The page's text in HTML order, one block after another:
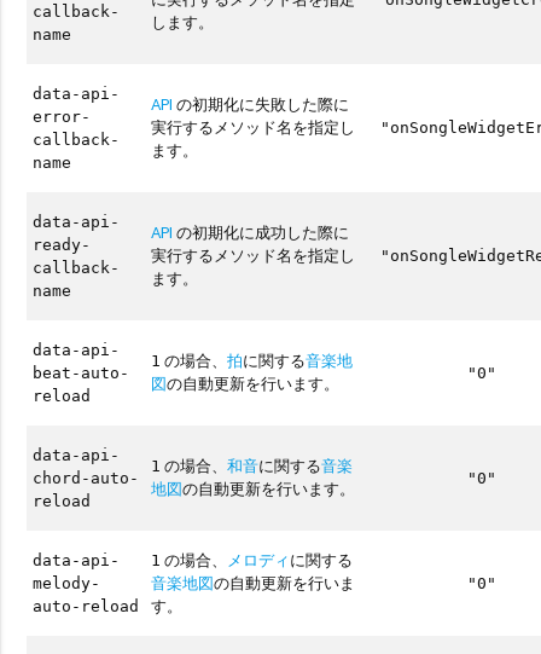
callback-
name
します。
data-api-
error-
callback-
name
API の初期化に失敗した際に
実行するメソッド名を指定し
ます。
data-api-
ready-
callback-
name
API の初期化に成功した際に
実行するメソッド名を指定し
ます。
data-api-
beat-auto-
reload
1 の場合、拍に関する音楽地
図の自動更新を行います。
"0"
data-api-
chord-auto-
reload
1 の場合、和音に関する音楽
地図の自動更新を行います。
"0"
data-api-
melody-
auto-reload
1 の場合、 メロディに関する
音楽地図の自動更新を行いま
す。
"0"